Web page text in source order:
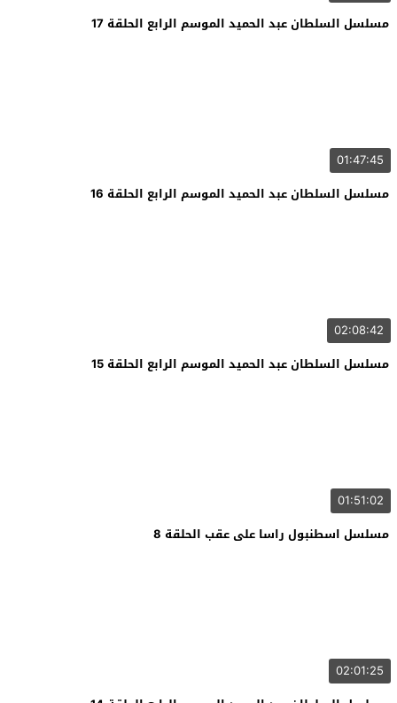
مسلسل السلطان عبد الحميد الموسم الرابع الحلقة 17
01:47:45
مسلسل السلطان عبد الحميد الموسم الرابع الحلقة 16
02:08:42
مسلسل السلطان عبد الحميد الموسم الرابع الحلقة 15
01:51:02
مسلسل اسطنبول راسا على عقب الحلقة 8
02:01:25